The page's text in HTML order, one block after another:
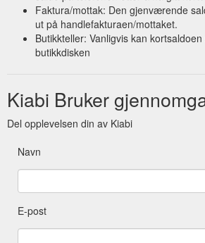
Faktura/mottak: Den gjenværende
ut på handlefakturaen/mottaket.
Butikkteller: Vanligvis kan
butikkdisken
Kiabi Bruker
Del opplevelsen din av Kiabi
Navn
E-post